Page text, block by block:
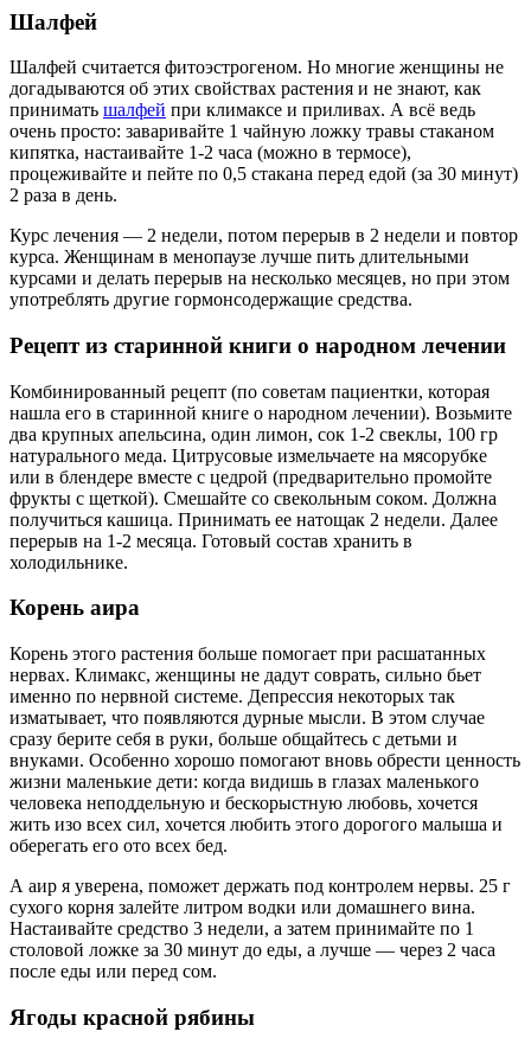
Шалфей
Шалфей считается фитоэстрогеном. Но многие женщины не
догадываются об этих свойствах растения и не знают, как
принимать шалфей при климаксе и приливах. А всё ведь
очень просто: заваривайте 1 чайную ложку травы стаканом
кипятка, настаивайте 1-2 часа (можно в термосе),
процеживайте и пейте по 0,5 стакана перед едой (за 30 минут)
2 раза в день.
Курс лечения — 2 недели, потом перерыв в 2 недели и повтор
курса. Женщинам в менопаузе лучше пить длительными
курсами и делать перерыв на несколько месяцев, но при этом
употреблять другие гормонсодержащие средства.
Рецепт из старинной книги о народном лечении
Комбинированный рецепт (по советам пациентки, которая
нашла его в старинной книге о народном лечении). Возьмите
два крупных апельсина, один лимон, сок 1-2 свеклы, 100 гр
натурального меда. Цитрусовые измельчаете на мясорубке
или в блендере вместе с цедрой (предварительно промойте
фрукты с щеткой). Смешайте со свекольным соком. Должна
получиться кашица. Принимать ее натощак 2 недели. Далее
перерыв на 1-2 месяца. Готовый состав хранить в
холодильнике.
Корень аира
Корень этого растения больше помогает при расшатанных
нервах. Климакс, женщины не дадут соврать, сильно бьет
именно по нервной системе. Депрессия некоторых так
изматывает, что появляются дурные мысли. В этом случае
сразу берите себя в руки, больше общайтесь с детьми и
внуками. Особенно хорошо помогают вновь обрести ценность
жизни маленькие дети: когда видишь в глазах маленького
человека неподдельную и бескорыстную любовь, хочется
жить изо всех сил, хочется любить этого дорогого малыша и
оберегать его ото всех бед.
А аир я уверена, поможет держать под контролем нервы. 25 г
сухого корня залейте литром водки или домашнего вина.
Настаивайте средство 3 недели, а затем принимайте по 1
столовой ложке за 30 минут до еды, а лучше — через 2 часа
после еды или перед сом.
Ягоды красной рябины